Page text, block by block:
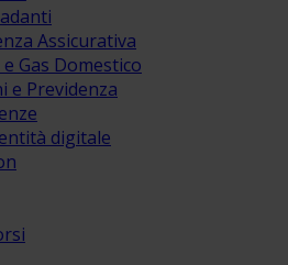
Assicurativa
Gas Domestico
e Previdenza
digitale